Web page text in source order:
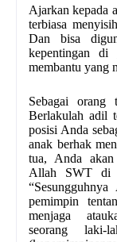
Ajarkan kepada
terbiasa
Dan bisa
kepentingan di
membantu yang
Sebagai orang
Berlakulah adil
posisi Anda
anak berhak
tua, Anda akan
Allah SWT di
pemimpin
menjaga
seorang laki-